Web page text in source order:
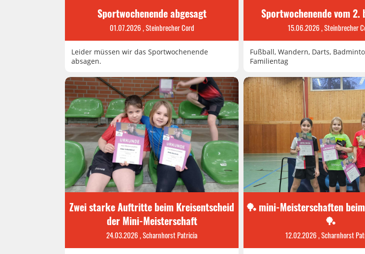
Sportwochenende abgesagt
01.07.2026, Steinbrecher Cord
Leider müssen wir das Sportwochenende
absagen.
Sportwochenende vom 2.
15.06.2026, Steinbrecher
Fußball, Wandern, Darts,
Familientag
Zwei starke Auftritte beim Kreisentscheid
der Mini-Meisterschaft
24.03.2026, Scharnhorst Patricia
🏓 mini-Meisterschaften
🏓
12.02.2026, Scharnhorst